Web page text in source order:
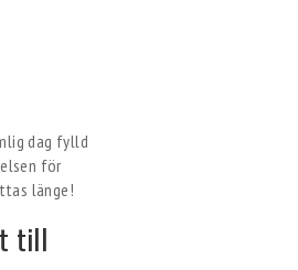
dag fylld
för
länge!
till